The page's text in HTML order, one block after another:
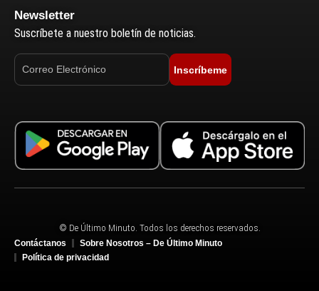
Newsletter
Suscríbete a nuestro boletín de noticias.
Inscríbeme
© De Último Minuto. Todos los derechos reservados.
Contáctanos
Sobre Nosotros – De Último Minuto
Política de privacidad